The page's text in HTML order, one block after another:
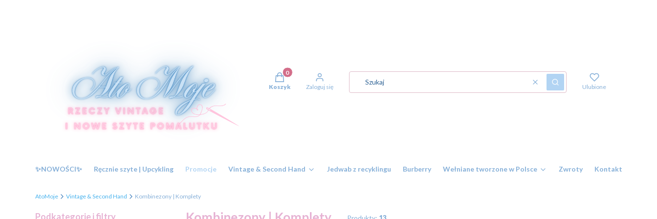
Produkty w koszyku: 0. Zobacz szczegóły
Koszyk Zaloguj się WyczyśćSzukaj Ulubione
✨NOWOŚCI✨ Ręcznie szyte | Upcykling Promocje Vintage & Second Hand Jedwab z recyklingu Burberry Wełniane tworzone w Polsce Zwroty Kontakt i numer
AtoMoje Vintage & Second Hand Kombinezony | Komplety
Podkategorie i filtry